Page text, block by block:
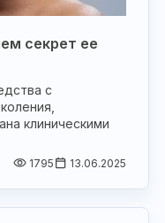
секрет ее
с
клиническими
1795 13.06.2025